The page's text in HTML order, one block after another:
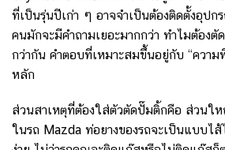
ที่เป็นรุ่นปีเก่า ๆ อาจจำเป็นต้องติดตั้งอุปก
คนมักจะมีคำถามเยอะมากกว่า ทำไมต้อง
กว่ากัน คำตอบที่เหมาะสมขึ้นอยู่กับ “ความ
หลัก
ส่วนสาเหตุที่ต้องใส่ตัวตัดปั๊มติ้กคือ ส่วนใ
ในรถ Mazda ท่อยางของรถจะเป็นแบบไ